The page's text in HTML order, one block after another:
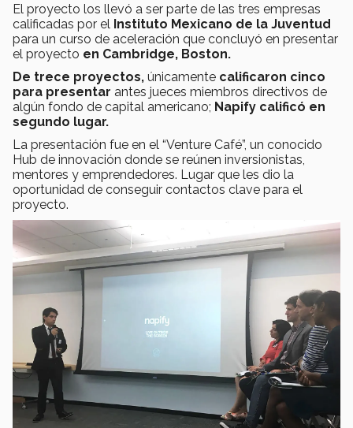
El proyecto los llevó a ser parte de las tres empresas
calificadas por el Instituto Mexicano de la Juventud
para un curso de aceleración que concluyó en presentar
el proyecto en Cambridge, Boston.
De trece proyectos, únicamente calificaron cinco
para presentar antes jueces miembros directivos de
algún fondo de capital americano; Napify calificó en
segundo lugar.
La presentación fue en el “Venture Café”, un conocido
Hub de innovación donde se reúnen inversionistas,
mentores y emprendedores. Lugar que les dio la
oportunidad de conseguir contactos clave para el
proyecto.